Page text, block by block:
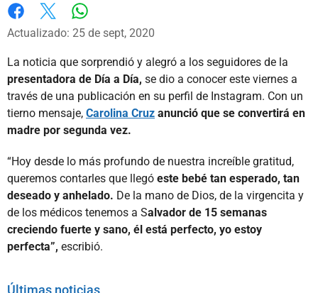
Facebook
X
Actualizado: 25 de sept, 2020
La noticia que sorprendió y alegró a los seguidores de la
presentadora de Día a Día, se dio a conocer este viernes a
través de una publicación en su perfil de Instagram. Con un
tierno mensaje, Carolina Cruz anunció que se convertirá en
madre por segunda vez.
“Hoy desde lo más profundo de nuestra increíble gratitud,
queremos contarles que llegó este bebé tan esperado, tan
deseado y anhelado. De la mano de Dios, de la virgencita y
de los médicos tenemos a Salvador de 15 semanas
creciendo fuerte y sano, él está perfecto, yo estoy
perfecta”, escribió.
Últimas noticias